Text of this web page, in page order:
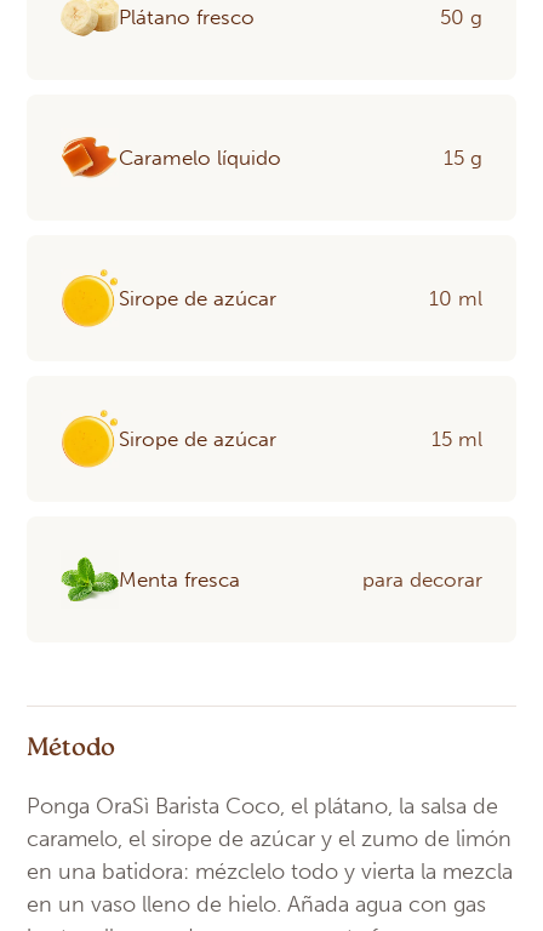
Plátano fresco 50 g
Caramelo líquido 15 g
Sirope de azúcar 10 ml
Sirope de azúcar 15 ml
Menta fresca para decorar
Método
Ponga OraSì Barista Coco, el plátano, la salsa de
caramelo, el sirope de azúcar y el zumo de limón
en una batidora: mézclelo todo y vierta la mezcla
en un vaso lleno de hielo. Añada agua con gas